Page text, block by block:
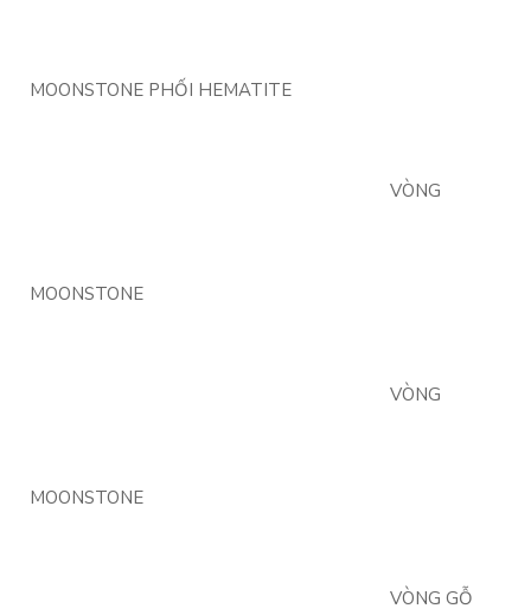
MOONSTONE PHỐI HEMATITE
VÒNG
MOONSTONE
VÒNG
MOONSTONE
VÒNG GỖ